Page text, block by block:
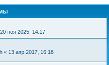
20 ноя 2025, 14:17
« 13 апр 2017, 16:18